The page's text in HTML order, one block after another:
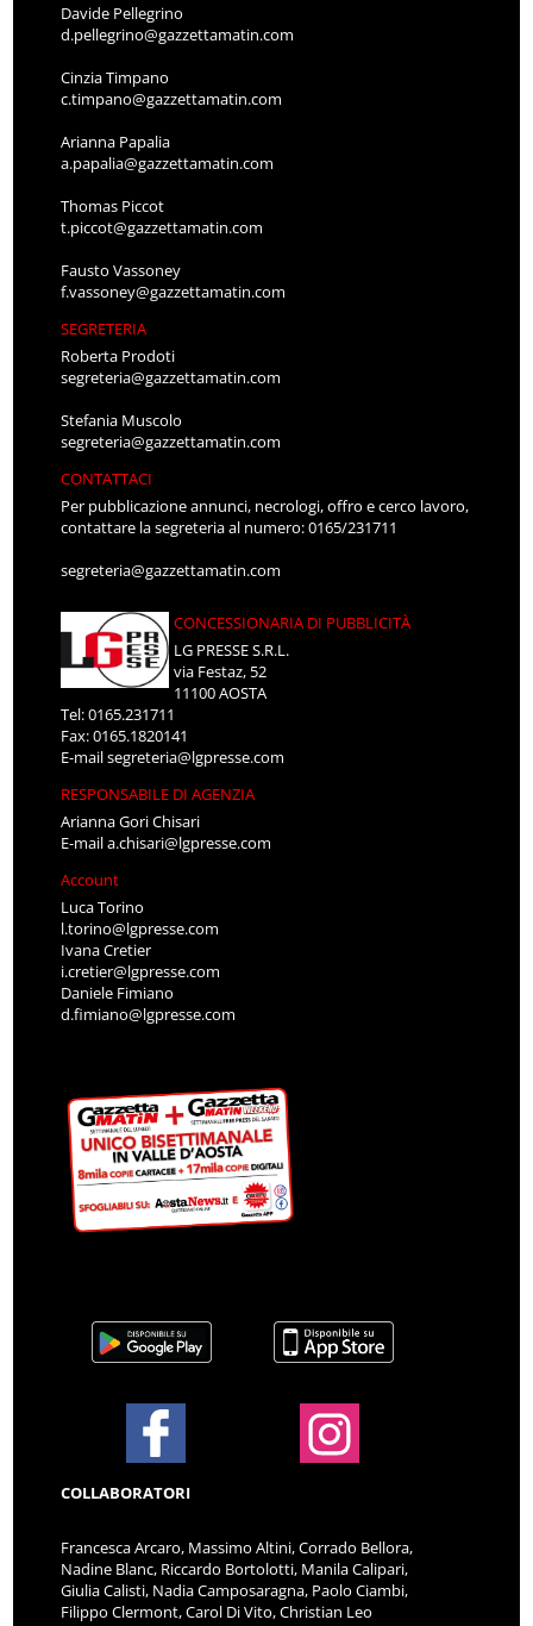
Davide Pellegrino
d.pellegrino@gazzettamatin.com
Cinzia Timpano
c.timpano@gazzettamatin.com
Arianna Papalia
a.papalia@gazzettamatin.com
Thomas Piccot
t.piccot@gazzettamatin.com
Fausto Vassoney
f.vassoney@gazzettamatin.com
SEGRETERIA
Roberta Prodoti
segreteria@gazzettamatin.com
Stefania Muscolo
segreteria@gazzettamatin.com
CONTATTACI
Per pubblicazione annunci, necrologi, offro e cerco lavoro,
contattare la segreteria al numero: 0165/231711
segreteria@gazzettamatin.com
CONCESSIONARIA DI PUBBLICITÀ
LG PRESSE S.R.L.
via Festaz, 52
11100 AOSTA
Tel: 0165.231711
Fax: 0165.1820141
E-mailsegreteria@lgpresse.com
RESPONSABILE DI AGENZIA
Arianna Gori Chisari
E-maila.chisari@lgpresse.com
Account
Luca Torino
l.torino@lgpresse.com
Ivana Cretier
i.cretier@lgpresse.com
Daniele Fimiano
d.fimiano@lgpresse.com
COLLABORATORI
Francesca Arcaro, Massimo Altini, Corrado Bellora,
Nadine Blanc, Riccardo Bortolotti, Manila Calipari,
Giulia Calisti, Nadia Camposaragna, Paolo Ciambi,
Filippo Clermont, Carol Di Vito, Christian Leo